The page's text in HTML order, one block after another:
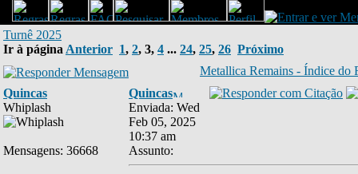
Turnê 2025
Ir à página Anterior 1, 2, 3, 4 ... 24, 25, 26 Próximo
Metallica Remains - Índice do
Quincas
Whiplash
Mensagens: 36668
Quincas
Enviada: Wed
Feb 05, 2025
10:37 am
Assunto: